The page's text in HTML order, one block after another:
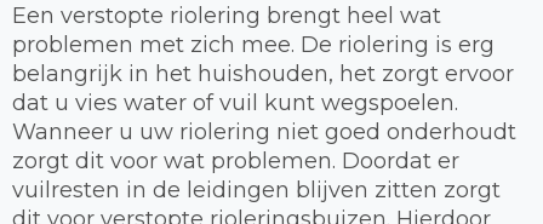
Een verstopte riolering brengt heel wat
problemen met zich mee. De riolering is erg
belangrijk in het huishouden, het zorgt ervoor
dat u vies water of vuil kunt wegspoelen.
Wanneer u uw riolering niet goed onderhoudt
zorgt dit voor wat problemen. Doordat er
vuilresten in de leidingen blijven zitten zorgt